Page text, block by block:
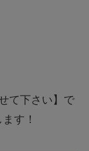
て下さい】で
す！